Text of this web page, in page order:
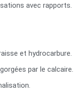
avec rapports.
et hydrocarbure.
par le calcaire.